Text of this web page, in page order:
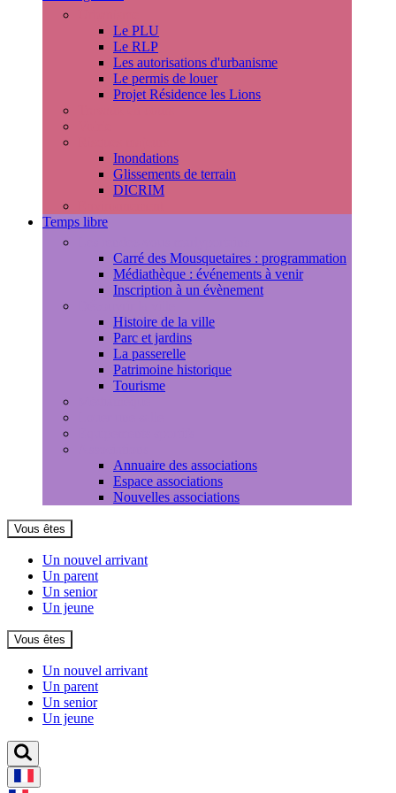
Le PLU
Le RLP
Les autorisations d'urbanisme
Le permis de louer
Projet Résidence les Lions
Inondations
Glissements de terrain
DICRIM
Temps libre
Carré des Mousquetaires : programmation
Médiathèque : événements à venir
Inscription à un évènement
Histoire de la ville
Parc et jardins
La passerelle
Patrimoine historique
Tourisme
Annuaire des associations
Espace associations
Nouvelles associations
Vous êtes
Un nouvel arrivant
Un parent
Un senior
Un jeune
Vous êtes
Un nouvel arrivant
Un parent
Un senior
Un jeune